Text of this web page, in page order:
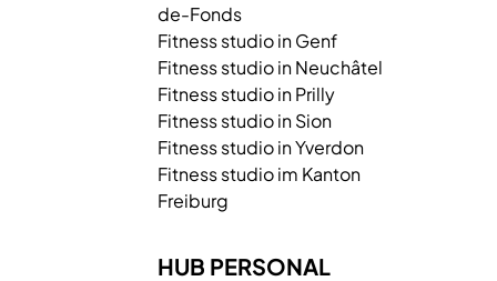
de-Fonds
Fitness studio in Genf
Fitness studio in Neuchâtel
Fitness studio in Prilly
Fitness studio in Sion
Fitness studio in Yverdon
Fitness studio im Kanton
Freiburg
HUB PERSONAL